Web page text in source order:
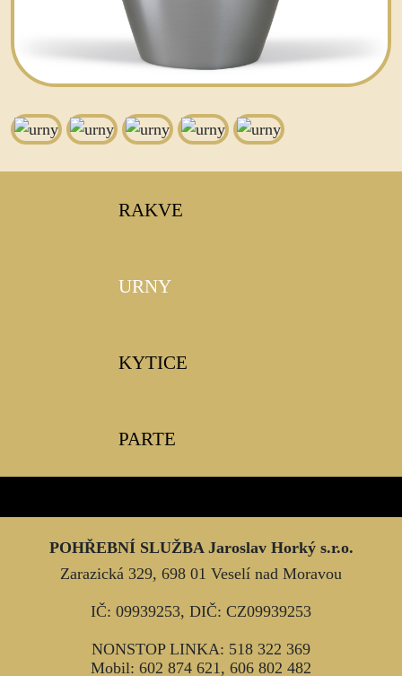
RAKVE
URNY
KYTICE
PARTE
POHŘEBNÍ SLUŽBA Jaroslav Horký s.r.o.
Zarazická 329, 698 01 Veselí nad Moravou
IČ: 09939253, DIČ: CZ09939253
NONSTOP LINKA: 518 322 369
Mobil: 602 874 621 , 606 802 482